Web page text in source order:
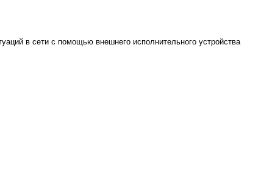
в сети с помощью внешнего исполнительного устройства